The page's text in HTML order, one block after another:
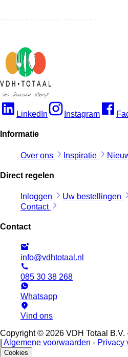
LinkedIn Instagram
Informatie
Over ons Inspiratie
Direct regelen
Inloggen Uw bestellingen
Contact
Contact
info@vdhtotaal.nl
085 30 38 268
Whatsapp
Vind ons
Copyright © 2026 VDH Totaal
Algemene voorwaarden - Privacy
Cookies